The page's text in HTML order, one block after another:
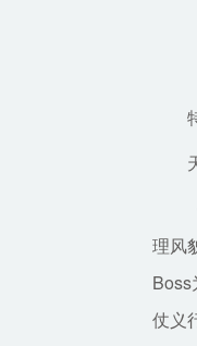
特
天
《
理风
仗义